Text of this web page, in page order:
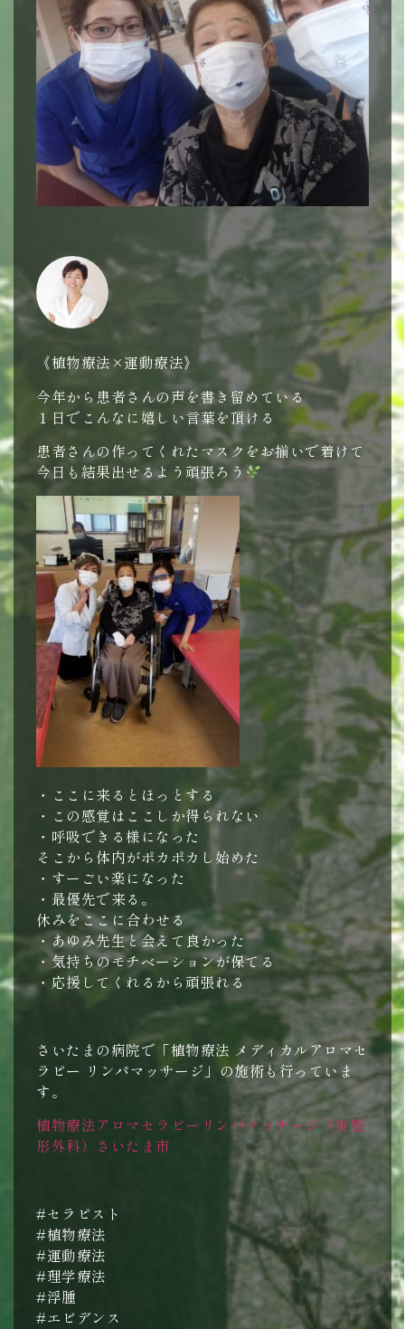
《植物療法×運動療法》
今年から患者さんの声を書き留めている
１日でこんなに嬉しい言葉を頂ける
患者さんの作ってくれたマスクをお揃いで着けて
今日も結果出せるよう頑張ろう
・ここに来るとほっとする
・この感覚はここしか得られない
・呼吸できる様になった
そこから体内がポカポカし始めた
・すーごい楽になった
・最優先で来る。
休みをここに合わせる
・あゆみ先生と会えて良かった
・気持ちのモチベーションが保てる
・応援してくれるから頑張れる
さいたまの病院で「植物療法 メディカルアロマセ
ラピー リンパマッサージ」の施術も行っていま
す。
植物療法アロマセラピーリンパマッサージ（東整
形外科）さいたま市
#セラピスト
#植物療法
#運動療法
#理学療法
#浮腫
#エビデンス